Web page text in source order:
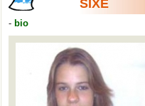
SIXE
- bio